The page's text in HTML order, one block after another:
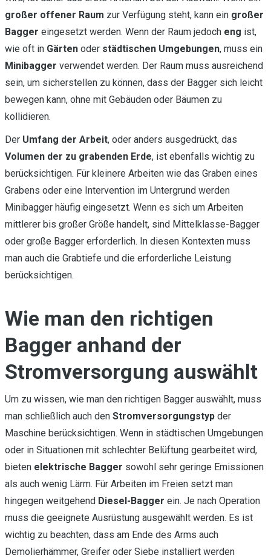
großer offener Raum zur Verfügung steht, kann ein großer
Bagger eingesetzt werden. Wenn der Raum jedoch eng ist,
wie oft in Gärten oder städtischen Umgebungen, muss ein
Minibagger verwendet werden. Der Raum muss ausreichend
sein, um sicherstellen zu können, dass der Bagger sich leicht
bewegen kann, ohne mit Gebäuden oder Bäumen zu
kollidieren.
Der Umfang der Arbeit, oder anders ausgedrückt, das
Volumen der zu grabenden Erde, ist ebenfalls wichtig zu
berücksichtigen. Für kleinere Arbeiten wie das Graben eines
Grabens oder eine Intervention im Untergrund werden
Minibagger häufig eingesetzt. Wenn es sich um Arbeiten
mittlerer bis großer Größe handelt, sind Mittelklasse-Bagger
oder große Bagger erforderlich. In diesen Kontexten muss
man auch die Grabtiefe und die erforderliche Leistung
berücksichtigen.
Wie man den richtigen
Bagger anhand der
Stromversorgung auswählt
Um zu wissen, wie man den richtigen Bagger auswählt, muss
man schließlich auch den Stromversorgungstyp der
Maschine berücksichtigen. Wenn in städtischen Umgebungen
oder in Situationen mit schlechter Belüftung gearbeitet wird,
bieten elektrische Bagger sowohl sehr geringe Emissionen
als auch wenig Lärm. Für Arbeiten im Freien setzt man
hingegen weitgehend Diesel-Bagger ein. Je nach Operation
muss die geeignete Ausrüstung ausgewählt werden. Es ist
wichtig zu beachten, dass am Ende des Arms auch
Demolierhämmer, Greifer oder Siebe installiert werden